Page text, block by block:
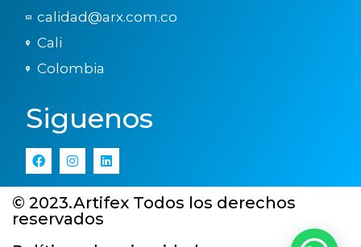
calidad@arx.com.co
Cali
Colombia
Siguenos
© 2023.Artifex Todos los derechos
reservados